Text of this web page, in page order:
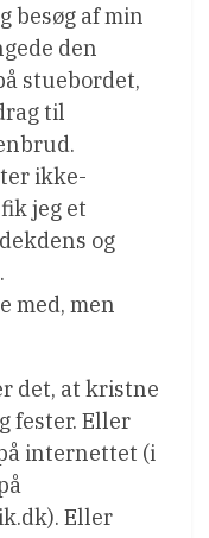
besøg af min
den
stuebordet,
til
ikke-
jeg et
og
med, men
det, at kristne
fester. Eller
internettet (i
Eller